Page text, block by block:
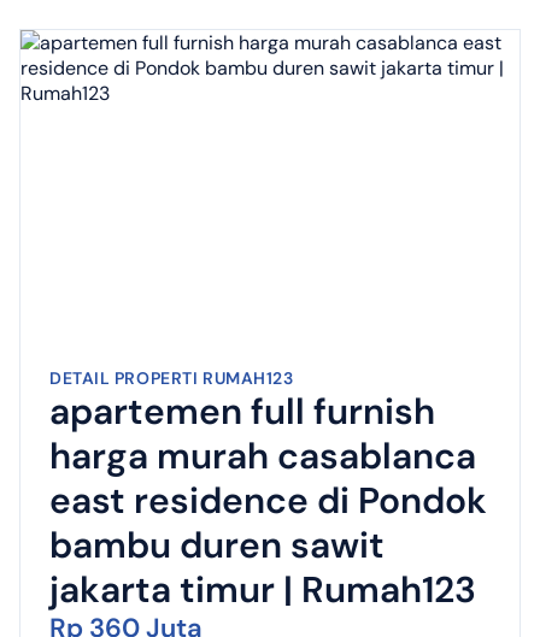
DETAIL PROPERTI RUMAH123
apartemen full furnish
harga murah casablanca
east residence di Pondok
bambu duren sawit
jakarta timur | Rumah123
Rp 360 Juta